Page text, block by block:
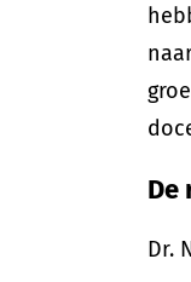
De
Dr.